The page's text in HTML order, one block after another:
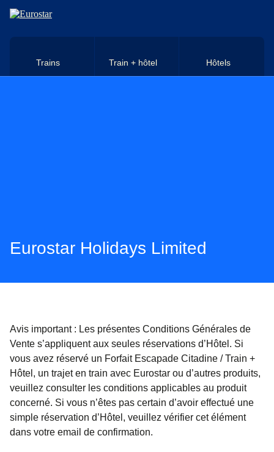
Aller au contenu principal
Trains Train + hôtel Hôtels
Eurostar Holidays Limited
Avis important : Les présentes Conditions Générales de
Vente s’appliquent aux seules réservations d’Hôtel. Si
vous avez réservé un Forfait Escapade Citadine / Train +
Hôtel, un trajet en train avec Eurostar ou d’autres produits,
veuillez consulter les conditions applicables au produit
concerné. Si vous n’êtes pas certain d’avoir effectué une
simple réservation d’Hôtel, veuillez vérifier cet élément
dans votre email de confirmation.